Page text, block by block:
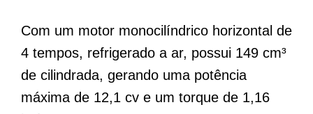
Com um motor monocilíndrico horizontal de
4 tempos, refrigerado a ar, possui 149 cm³
de cilindrada, gerando uma potência
máxima de 12,1 cv e um torque de 1,16